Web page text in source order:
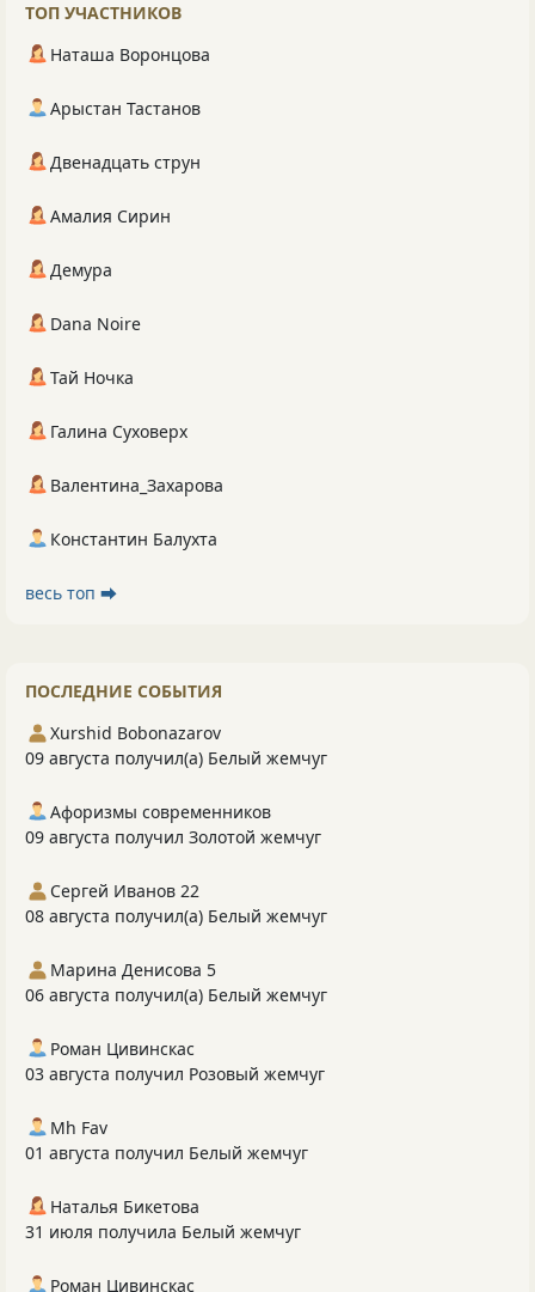
ТОП УЧАСТНИКОВ
Наташа Воронцова
Арыстан Тастанов
Двенадцать струн
Амалия Сирин
Демура
Dana Noire
Тай Ночка
Галина Суховерх
Валентина_Захарова
Константин Балухта
весь топ ⮕
ПОСЛЕДНИЕ СОБЫТИЯ
Xurshid Bobonazarov
09 августа получил(а) Белый жемчуг
Афоризмы современников
09 августа получил Золотой жемчуг
Сергей Иванов 22
08 августа получил(а) Белый жемчуг
Марина Денисова 5
06 августа получил(а) Белый жемчуг
Роман Цивинскас
03 августа получил Розовый жемчуг
Mh Fav
01 августа получил Белый жемчуг
Наталья Бикетова
31 июля получила Белый жемчуг
Роман Цивинскас